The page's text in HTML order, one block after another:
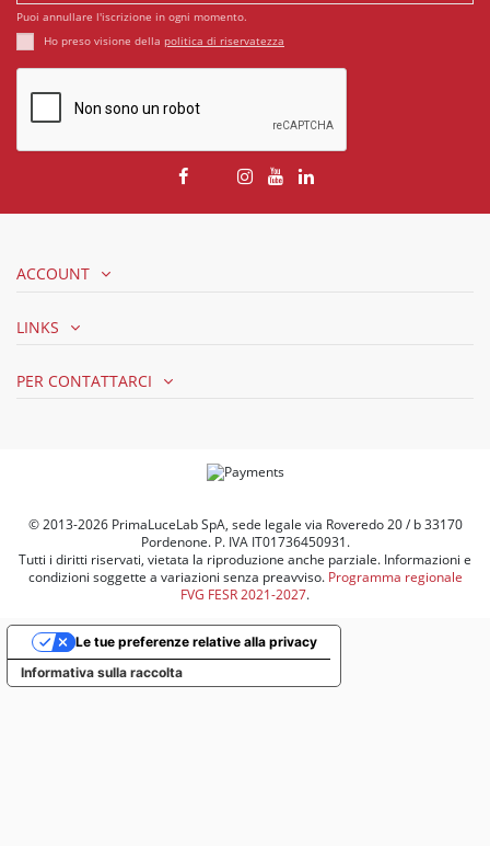
Puoi annullare l'iscrizione in ogni momento.
Ho preso visione della politica di riservatezza
ACCOUNT
LINKS
PER CONTATTARCI
© 2013-2026 PrimaLuceLab SpA, sede legale via Roveredo 20 / b 33170
Pordenone. P. IVA IT01736450931.
Tutti i diritti riservati, vietata la riproduzione anche parziale. Informazioni e
condizioni soggette a variazioni senza preavviso. Programma regionale
FVG FESR 2021-2027.
Informativa sulla raccolta
Le tue preferenze relative alla privacy